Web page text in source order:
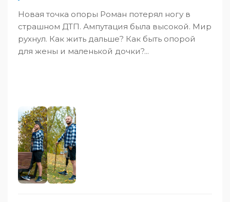
Новая точка опоры Роман потерял ногу в
страшном ДТП. Ампутация была высокой. Мир
рухнул. Как жить дальше? Как быть опорой
для жены и маленькой дочки?...